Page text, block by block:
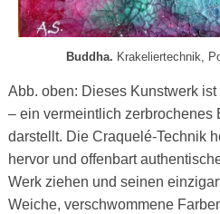
Buddha. Krakeliertechnik,
Abb. oben: Dieses Kunstwerk
– ein vermeintlich zerbrochenes
darstellt. Die Craquelé-Technik
hervor und offenbart
Werk ziehen und seinen
Weiche, verschwommene